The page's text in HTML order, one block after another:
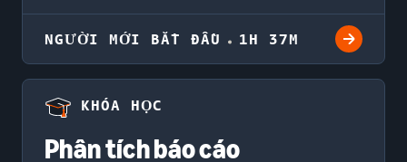
NGƯỜI MỚI BẮT ĐẦU 1H 37M
KHÓA HỌC
Phân tích báo cáo